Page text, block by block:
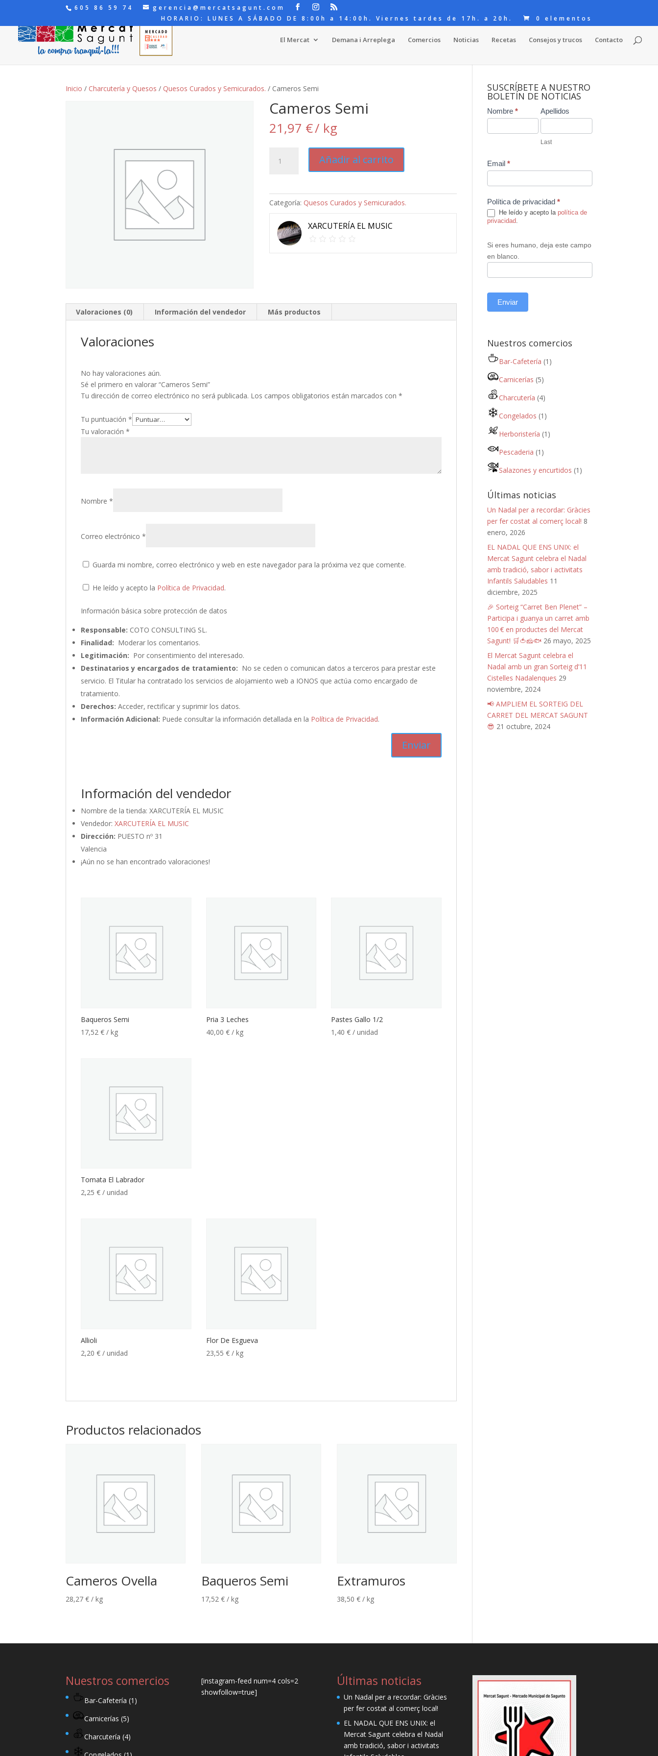
605 86 59 74
gerencia@mercatsagunt.com
HORARIO: LUNES A SÁBADO DE 8:00h a 14:00h. Viernes tardes de 17h. a 20h.
0 elementos
El Mercat Demana i Arreplega Comercios Noticias Recetas Consejos y trucos Contacto
Inicio / Charcutería y Quesos / Quesos Curados y Semicurados. / Cameros Semi
Cameros Semi
21,97 €/ kg
Semi
Añadir al carrito
Categoría: Quesos Curados y Semicurados.
XARCUTERÍA EL MUSIC
Valoraciones (0) Información del vendedor Más productos
Valoraciones
No hay valoraciones aún.
Sé el primero en valorar “Cameros Semi”
Tu dirección de correo electrónico no será publicada. Los campos obligatorios están marcados con*
Tu puntuación*
Tu valoración*
Nombre*
Correo electrónico*
Guarda mi nombre, correo electrónico y web en este navegador para la próxima vez que comente.
He leído y acepto la Política de Privacidad.
Información básica sobre protección de datos
Responsable: COTO CONSULTING SL.
Finalidad: Moderar los comentarios.
Legitimación: Por consentimiento del interesado.
Destinatarios y encargados de tratamiento: No se ceden o comunican datos a terceros para prestar este
servicio. El Titular ha contratado los servicios de alojamiento web a IONOS que actúa como encargado de
tratamiento.
Derechos: Acceder, rectificar y suprimir los datos.
Información Adicional: Puede consultar la información detallada en la Política de Privacidad.
Información del vendedor
Nombre de la tienda: XARCUTERÍA EL MUSIC
Vendedor:XARCUTERÍA EL MUSIC
Dirección: PUESTO nº 31
Valencia
¡Aún no se han encontrado valoraciones!
Baqueros Semi
17,52€ / kg
Pria 3 Leches
40,00 € / kg
Pastes Gallo 1/2
1,40€ / unidad
Tomata El Labrador
2,25€ / unidad
Allioli
2,20€ / unidad
Flor De Esgueva
23,55 € / kg
Productos relacionados
Cameros Ovella
28,27€ / kg
Baqueros Semi
17,52€ / kg
Extramuros
38,50€ / kg
SUSCRÍBETE A NUESTRO
BOLETÍN DE NOTICIAS
Contact
Us
Nombre * Apellidos
Last
Email *
Política de privacidad *
He leído y acepto la política de
privacidad.
Si eres humano, deja este campo
en blanco.
Enviar
Nuestros comercios
Bar-Cafetería (1)
Carnicerías (5)
Charcutería (4)
Congelados (1)
Herboristería (1)
Pescaderia (1)
Salazones y encurtidos (1)
Últimas noticias
Un Nadal per a recordar: Gràcies
per fer costat al comerç local! 8
enero, 2026
EL NADAL QUE ENS UNIX: el
Mercat Sagunt celebra el Nadal
amb tradició, sabor i activitats
Infantils Saludables 11
diciembre, 2025
🎉 Sorteig “Carret Ben Plenet” –
Participa i guanya un carret amb
100 € en productes del Mercat
Sagunt! 🛒🍅🧀🐟 26 mayo, 2025
El Mercat Sagunt celebra el
Nadal amb un gran Sorteig d’11
Cistelles Nadalenques 29
noviembre, 2024
📢 AMPLIEM EL SORTEIG DEL
CARRET DEL MERCAT SAGUNT
😎 21 octubre, 2024
Nuestros comercios
Bar-Cafetería (1)
Carnicerías (5)
Charcutería (4)
[instagram-feed num=4 cols=2
showfollow=true]
Últimas noticias
Un Nadal per a recordar: Gràcies
per fer costat al comerç local!
EL NADAL QUE ENS UNIX: el
Mercat Sagunt celebra el Nadal
amb tradició, sabor i activitats